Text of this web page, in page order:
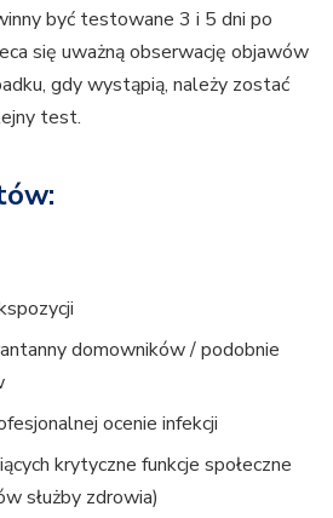
być testowane 3 i 5 dni po
się uważną obserwację objawów
gdy wystąpią, należy zostać
test.
domowników / podobnie
ocenie infekcji
krytyczne funkcje społeczne
służby zdrowia)